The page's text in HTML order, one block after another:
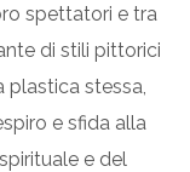
spettatori e tra
di stili pittorici
stessa,
e sfida alla
e del